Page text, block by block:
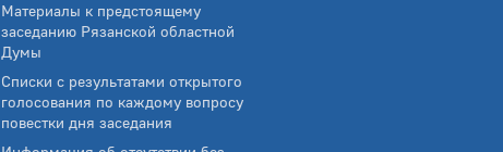
Материалы к предстоящему
заседанию Рязанской областной
Думы
Списки с результатами открытого
голосования по каждому вопросу
повестки дня заседания